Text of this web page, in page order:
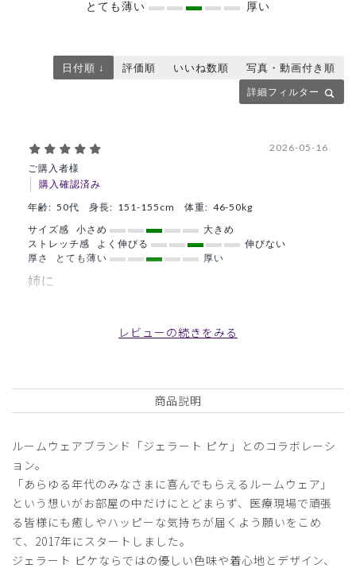
とても薄い 厚い
詳細フィルター
日付順 ↓ 評価順 いいね数順 写真・動画付き順
ご購入者様
購入確認済み
2026-05-16
年齢: 50代 身長: 151-155cm 体重: 46-50kg
サイズ感
小さめ
大きめ
ストレッチ感
よく伸びる
伸びない
厚さ
とても薄い 厚い
姉に
681ジェラート ピケ&クラシコ:スムーズィーショ
役に立った 0
りなっしー様
購入確認済み
年齢: 30代 身長: 156-160cm 体重: 61-65kg
また買いたい
また同じの買うかもです。
レビューの続きをみる
商品説明
ルームウェアブランド「ジェラート ピケ」とのコラボレーシ
ョン。
「あらゆる年代のみなさまに喜んでもらえるルームウェア」
という想いがお部屋の中だけにとどまらず、医療現場で頑張
る皆様にも癒しやハッピーな気持ちが届くよう願いをこめ
て、2017年にスタートしました。
ジェラート ピケならではの優しい色味や着心地とデザイン、